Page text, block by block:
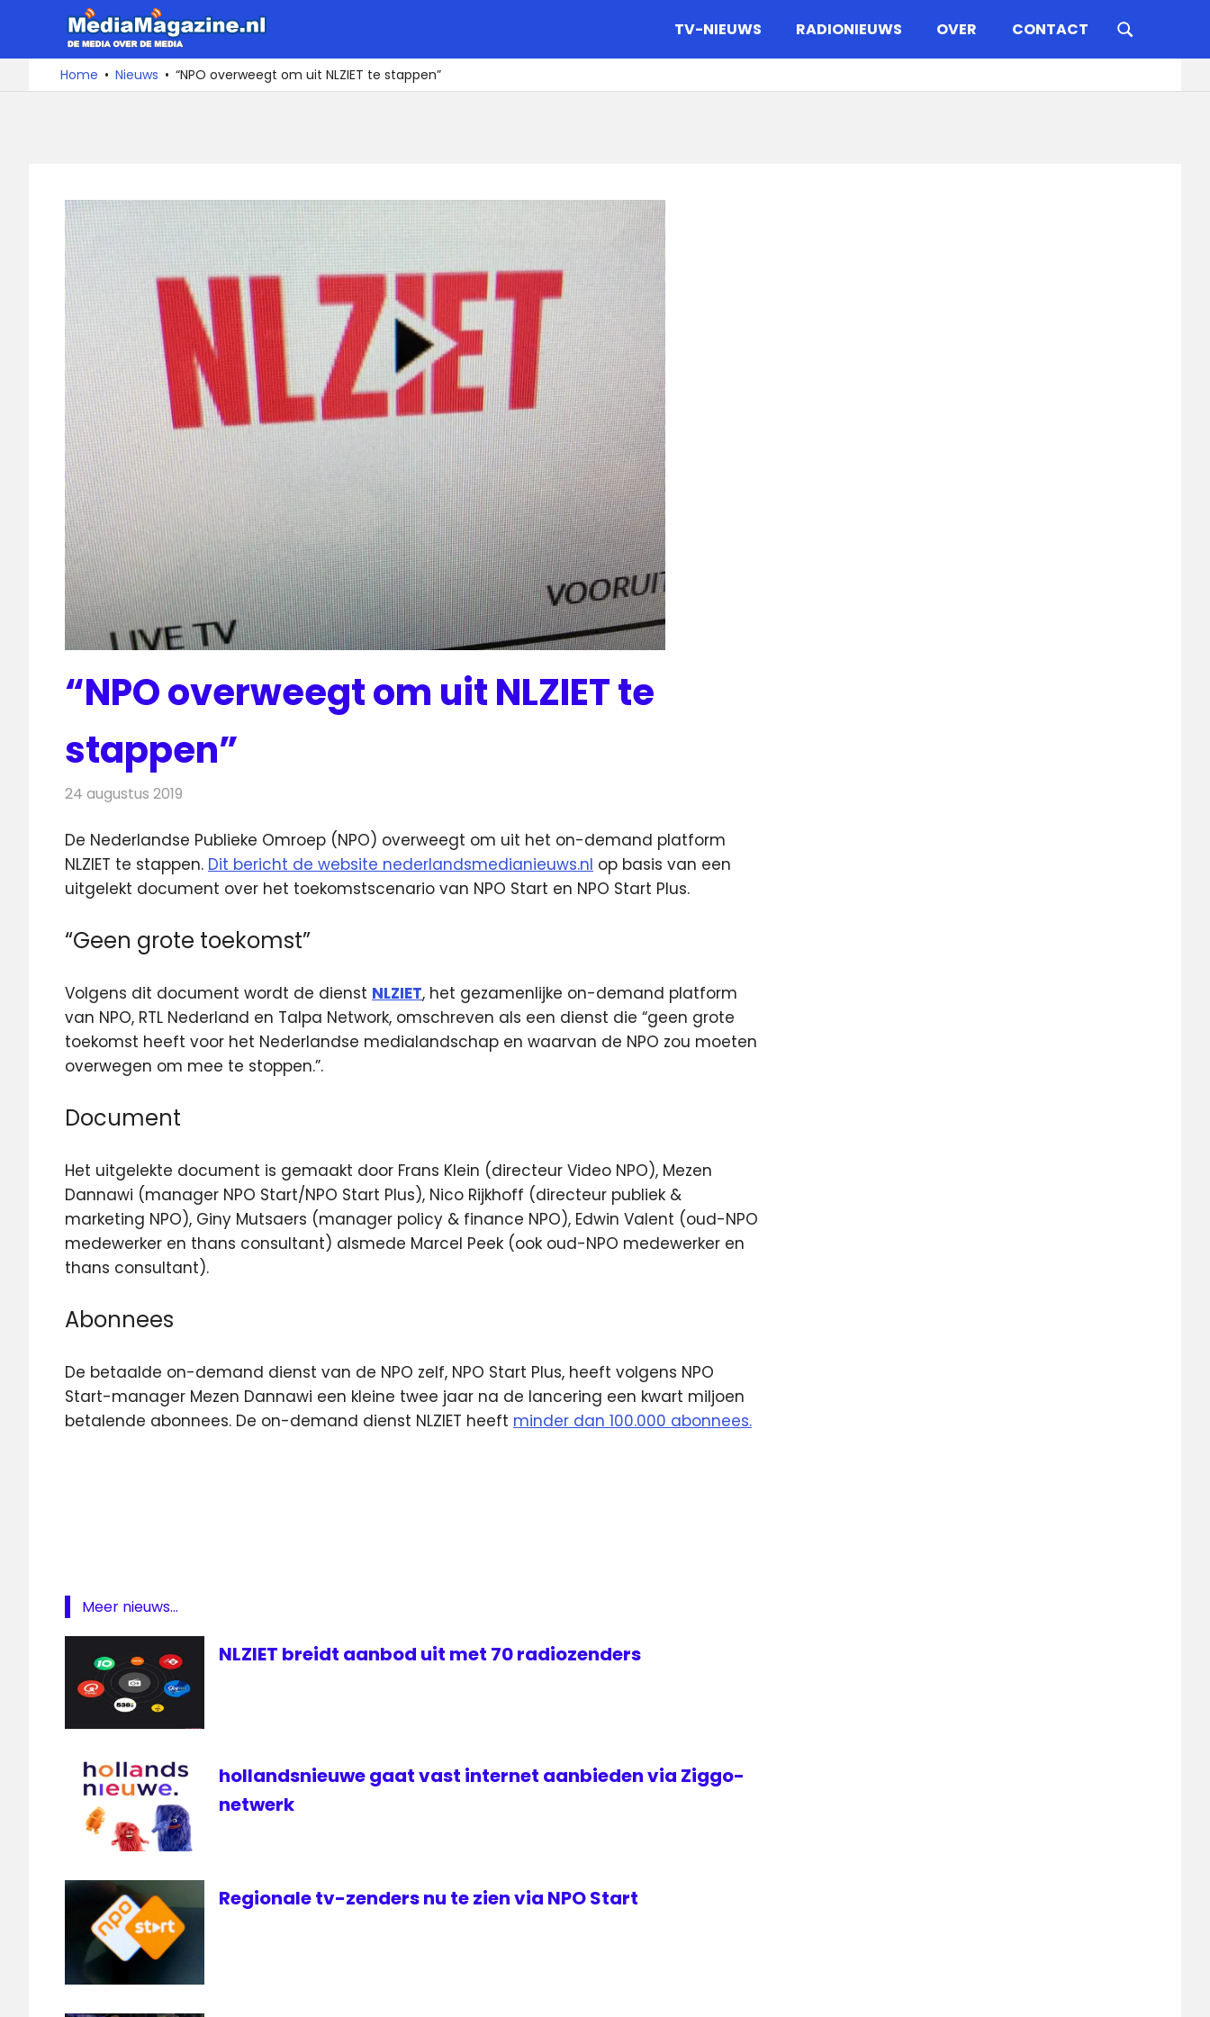
de
De
media
over
TV-NIEUWS RADIONIEUWS OVER CONTACT
Home Nieuws “NPO overweegt om uit NLZIET te stappen”
“NPO overweegt om uit NLZIET te
stappen”
24 augustus 2019
De Nederlandse Publieke Omroep (NPO) overweegt om uit het on-demand platform
NLZIET te stappen. Dit bericht de website nederlandsmedianieuws.nl op basis van een
uitgelekt document over het toekomstscenario van NPO Start en NPO Start Plus.
“Geen grote toekomst”
Volgens dit document wordt de dienst NLZIET, het gezamenlijke on-demand platform
van NPO, RTL Nederland en Talpa Network, omschreven als een dienst die “geen grote
toekomst heeft voor het Nederlandse medialandschap en waarvan de NPO zou moeten
overwegen om mee te stoppen.”.
Document
Het uitgelekte document is gemaakt door Frans Klein (directeur Video NPO), Mezen
Dannawi (manager NPO Start/NPO Start Plus), Nico Rijkhoff (directeur publiek &
marketing NPO), Giny Mutsaers (manager policy & finance NPO), Edwin Valent (oud-NPO
medewerker en thans consultant) alsmede Marcel Peek (ook oud-NPO medewerker en
thans consultant).
Abonnees
De betaalde on-demand dienst van de NPO zelf, NPO Start Plus, heeft volgens NPO
Start-manager Mezen Dannawi een kleine twee jaar na de lancering een kwart miljoen
betalende abonnees. De on-demand dienst NLZIET heeft minder dan 100.000 abonnees.
Plus
On
Demand
Streamingdienst
televisie
Meer nieuws...
NLZIET breidt aanbod uit met 70 radiozenders
hollandsnieuwe gaat vast internet aanbieden via Ziggo-
netwerk
Regionale tv-zenders nu te zien via NPO Start